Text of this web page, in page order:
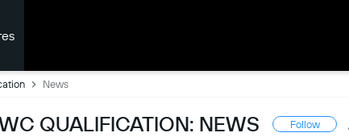
News
QUALIFICATION: NEWS Follow